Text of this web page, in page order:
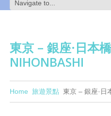
東京 – 銀座·日本
NIHONBASHI
Home 旅遊景點 東京 – 銀座·日